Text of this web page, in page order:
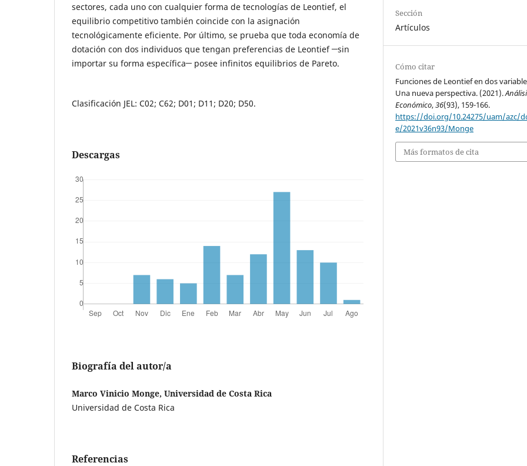
sectores, cada uno con cualquier forma de tecnologías de Leontief, el
equilibrio competitivo también coincide con la asignación
tecnológicamente eficiente. Por último, se prueba que toda economía de
dotación con dos individuos que tengan preferencias de Leontief ─sin
importar su forma específica─ posee infinitos equilibrios de Pareto.
Clasificación JEL: C02; C62; D01; D11; D20; D50.
Descargas
Biografía del autor/a
Marco Vinicio Monge, Universidad de Costa Rica
Universidad de Costa Rica
Referencias
Sección
Artículos
Cómo citar
Funciones de Leontief en dos
Una nueva perspectiva. (2021).
Económico,36(93), 159-166.
https://doi.org/10.24275/uam/azc/
e/2021v36n93/Monge
Más formatos de cita